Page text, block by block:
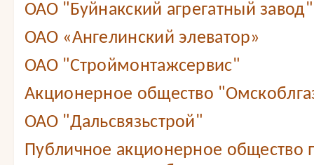
ОАО "Буйнакский агрегатный завод"
ОАО «Ангелинский элеватор»
ОАО "Строймонтажсервис"
Акционерное общество
ОАО "Дальсвязьстрой"
Публичное акционерное общество